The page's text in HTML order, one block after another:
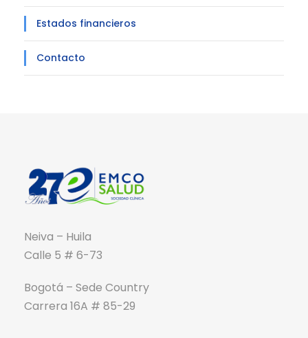
Estados financieros
Contacto
Neiva – Huila
Calle 5 # 6-73
Bogotá – Sede Country
Carrera 16A # 85-29